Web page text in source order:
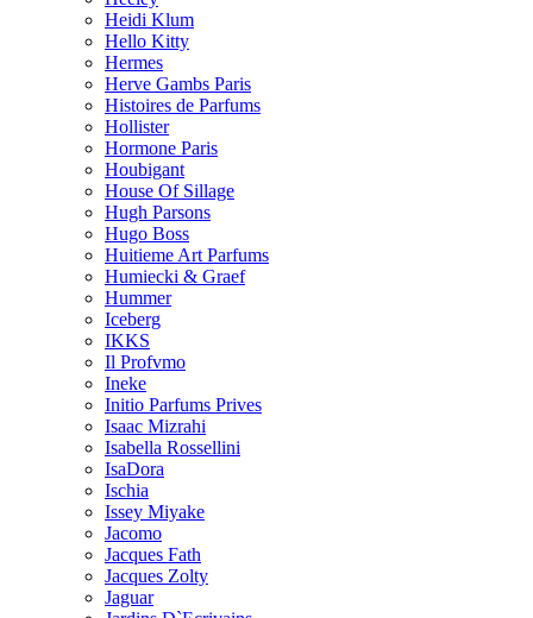
Heidi Klum
Hello Kitty
Hermes
Herve Gambs Paris
Histoires de Parfums
Hollister
Hormone Paris
Houbigant
House Of Sillage
Hugh Parsons
Hugo Boss
Huitieme Art Parfums
Humiecki & Graef
Hummer
Iceberg
IKKS
Il Profvmo
Ineke
Initio Parfums Prives
Isaac Mizrahi
Isabella Rossellini
IsaDora
Ischia
Issey Miyake
Jacomo
Jacques Fath
Jacques Zolty
Jaguar